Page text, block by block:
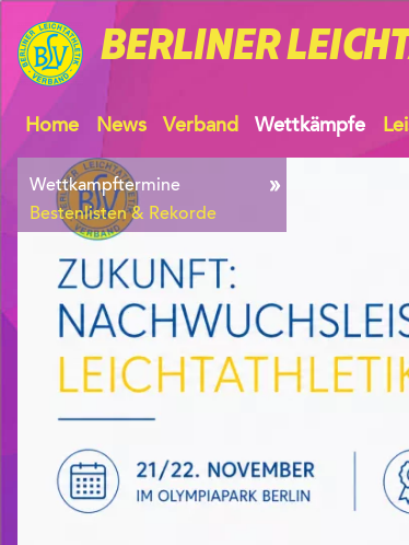
BERLINER
Home News Verband Wettkämpfe
Wettkampftermine
Bestenlisten & Rekorde